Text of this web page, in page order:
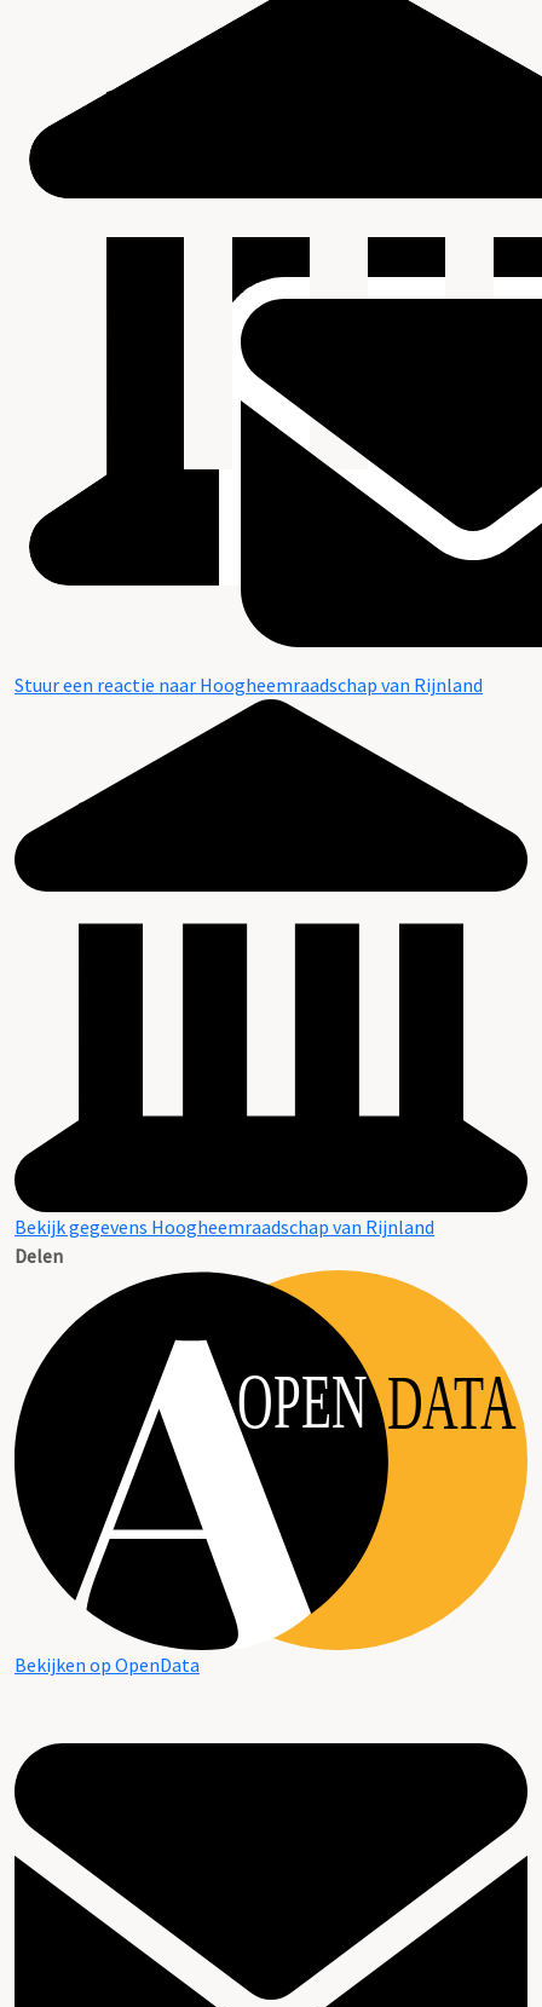
Stuur een reactie naar Hoogheemraadschap van Rijnland
Bekijk gegevens Hoogheemraadschap van Rijnland
Delen
OPEN DATA
Bekijken op OpenData